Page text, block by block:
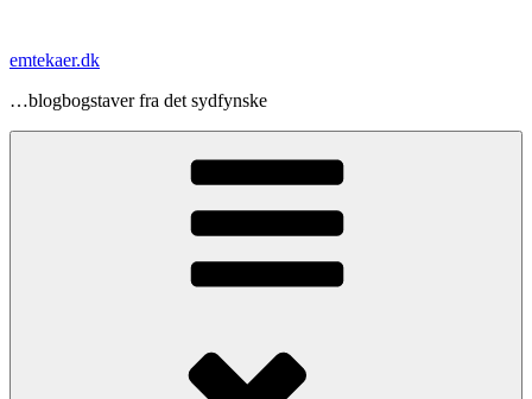
indhold
emtekaer.dk
…blogbogstaver fra det sydfynske